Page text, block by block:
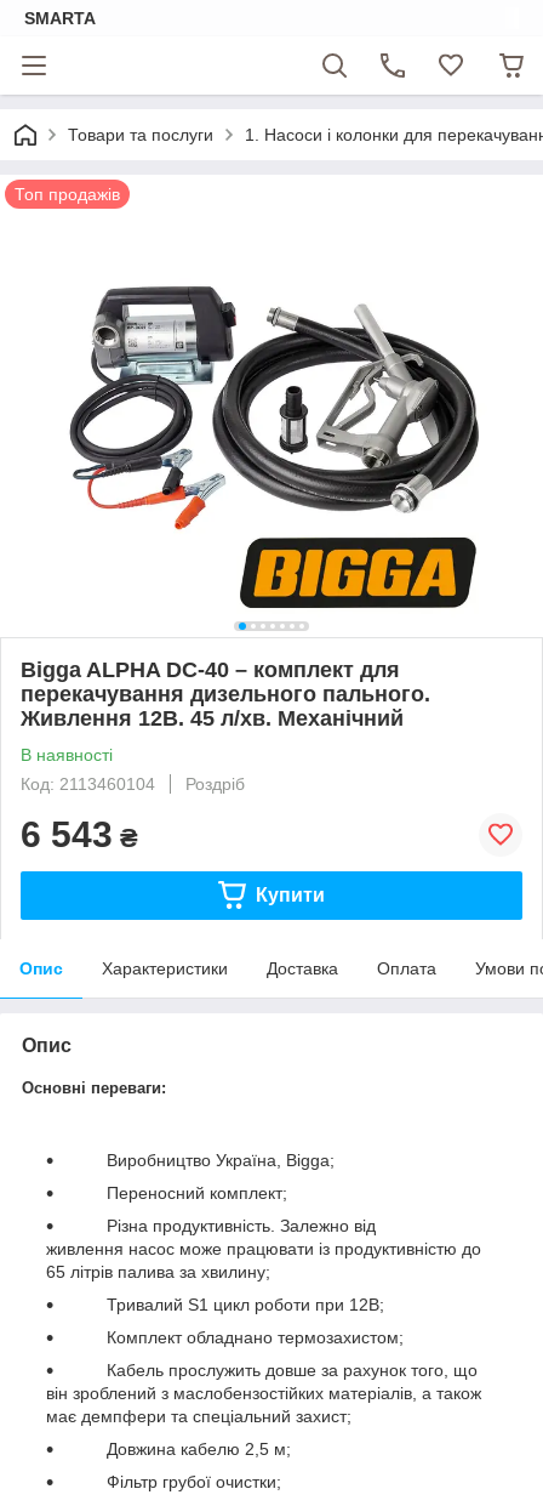
SMARTA
Товари та послуги 1. Насоси і колонки для
Топ продажів
Bigga ALPHA DC-40 – комплект для
перекачування дизельного пального.
Живлення 12В. 45 л/хв. Механічний
В наявності
Код: 2113460104
Роздріб
6 543 ₴
Купити
Опис Характеристики Доставка Оплата Умови
Опис
Основні переваги:
Виробництво Україна, Bigga;
Переносний комплект;
Різна продуктивність. Залежно від
живлення насос може працювати із продуктивністю до
65 літрів палива за хвилину;
Тривалий S1 цикл роботи при 12В;
Комплект обладнано термозахистом;
Кабель прослужить довше за рахунок того, що
він зроблений з маслобензостійких матеріалів, а також
має демпфери та спеціальний захист;
Довжина кабелю 2,5 м;
Фільтр грубої очистки;